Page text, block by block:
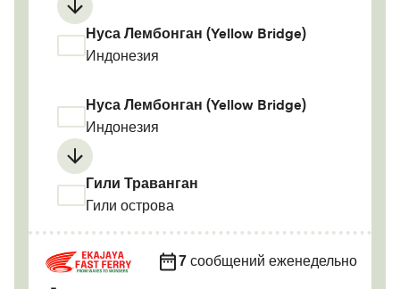
Нуса Лембонган (Yellow Bridge)
Индонезия
Нуса Лембонган (Yellow Bridge)
Индонезия
Гили Траванган
Гили острова
7 сообщений еженедельно